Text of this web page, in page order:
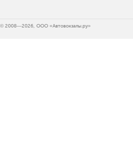
© 2008—2026, ООО «Автовокзалы.ру»